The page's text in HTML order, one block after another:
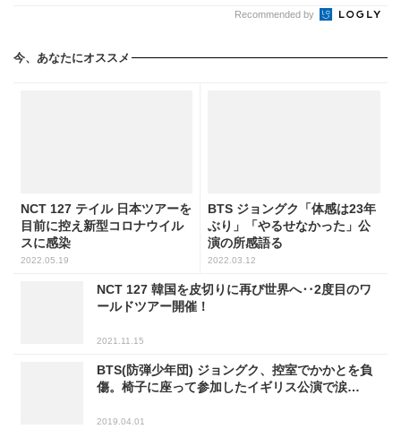
Recommended by
今、あなたにオススメ
NCT 127 テイル 日本ツアーを
目前に控え新型コロナウイル
スに感染
2022.05.19
BTS ジョングク「体感は23年
ぶり」「やるせなかった」公
演の所感語る
2022.03.12
NCT 127 韓国を皮切りに再び世界へ‥2度目のワ
ールドツアー開催！
2021.11.15
BTS(防弾少年団) ジョングク、控室でかかとを負
傷。椅子に座って参加したイギリス公演で涙…
2019.04.01